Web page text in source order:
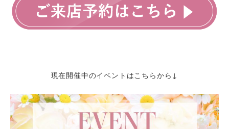
現在開催中のイベントはこちらから↓